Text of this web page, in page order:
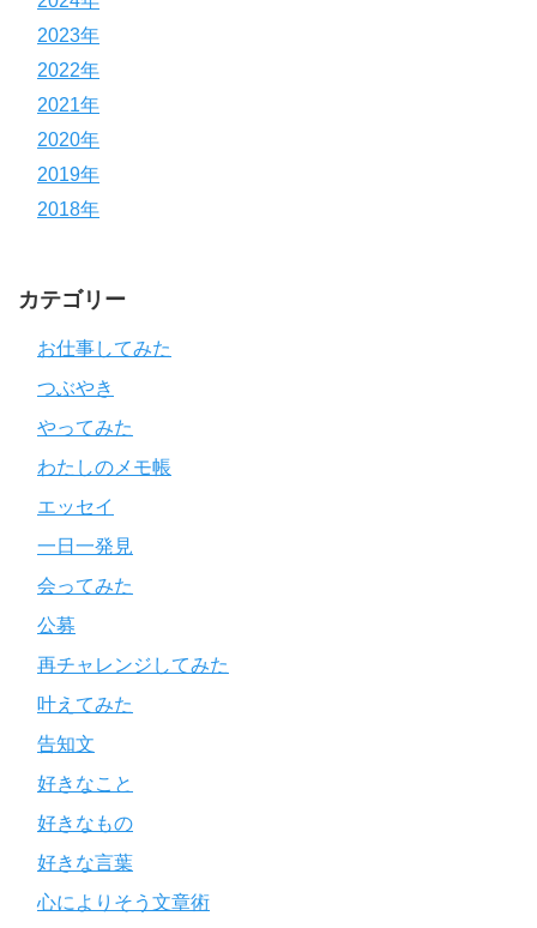
2023年
2022年
2021年
2020年
2019年
2018年
カテゴリー
お仕事してみた
つぶやき
やってみた
わたしのメモ帳
エッセイ
一日一発見
会ってみた
公募
再チャレンジしてみた
叶えてみた
告知文
好きなこと
好きなもの
好きな言葉
心によりそう文章術